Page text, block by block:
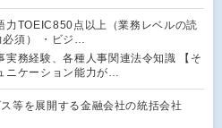
力TOEIC850点以上（業務レベルの読
必須） ・ビジ…
実務経験、各種人事関連法令知識 【そ
ニケーション能力が…
等を展開する金融会社の統括会社